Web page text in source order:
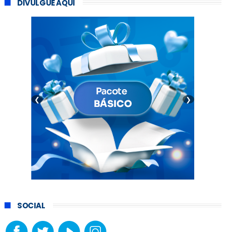
DIVULGUE AQUI
❮ ❯
SOCIAL